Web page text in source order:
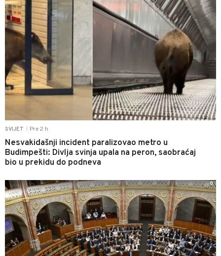
SVIJET Pre 2 h
Nesvakidašnji incident paralizovao metro u
Budimpešti: Divlja svinja upala na peron, saobraćaj
bio u prekidu do podneva
0